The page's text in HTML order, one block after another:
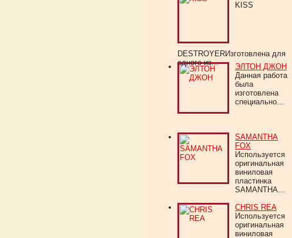
KISS
DESTROYERИзготовлена для
одного из...
ЭЛТОН ДЖОН
Данная работа
была
изготовлена
специально...
SAMANTHA
FOX
Используется
оригинальная
виниловая
пластинка
SAMANTHA...
CHRIS REA
Используется
оригинальная
виниловая